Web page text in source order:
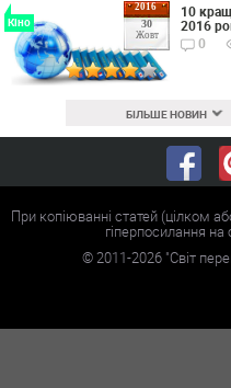
2016
30
Жовт
Кіно
10
2016
0
БІЛЬШЕ НОВИН
При копіюванні статей (цілком
гіперпосилання на
©2011-2026"Світ